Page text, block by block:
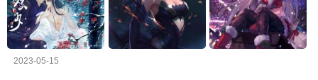
2023-05-15